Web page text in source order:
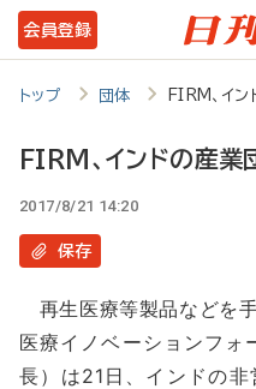
メ
イ
テ
会員登録
トップ 団体 FIRM、イ
FIRM、インドの産
2017/8/21 14:20
保存
再生医療等製品などを
医療イノベーションフォ
長）は21日、インドの